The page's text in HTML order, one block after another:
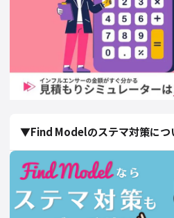
▼Find Modelのステマ対策に